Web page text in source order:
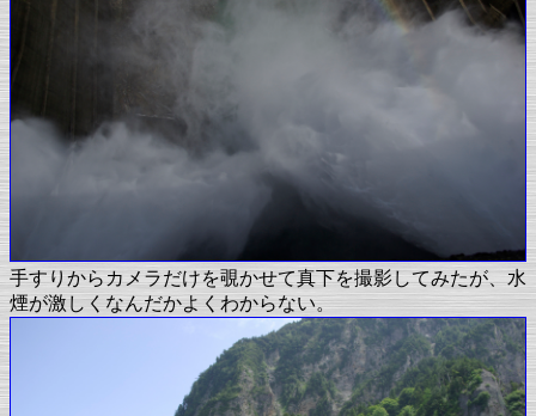
手すりからカメラだけを覗かせて真下を撮影してみたが、水
煙が激しくなんだかよくわからない。